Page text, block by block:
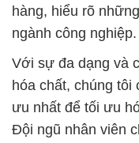
hàng, hiểu rõ
ngành công nghiệp.
Với sự đa dạng và
hóa chất, chúng tôi
ưu nhất để tối ưu
Đội ngũ nhân viên